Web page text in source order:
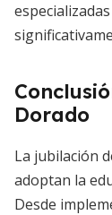
Dorado
La jubilación
adoptan la
Desde